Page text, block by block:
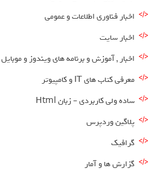
اخبار فناوری اطلاعات و عمومی
اخبار سایت
اخبار , آموزش و برنامه های ویندوز و موبایل
معرفی کتاب های IT و کامپیوتر
ساده ولی کاربردی – زبان Html
پلاگین وردپرس
گرافیک
گزارش ها و آمار